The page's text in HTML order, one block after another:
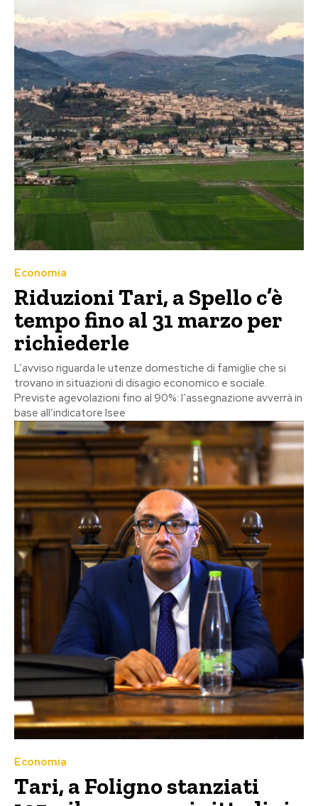
Economia
Riduzioni Tari, a Spello c’è
tempo fino al 31 marzo per
richiederle
L’avviso riguarda le utenze domestiche di famiglie che si
trovano in situazioni di disagio economico e sociale.
Previste agevolazioni fino al 90%: l’assegnazione avverrà in
base all’indicatore Isee
Economia
Tari, a Foligno stanziati